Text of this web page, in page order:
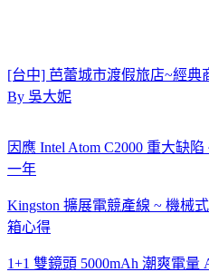
[台中] 芭蕾城市渡假旅店~經典
By 吳大妮
因應 Intel Atom C2000 重大缺
一年
Kingston 擴展電競產線 ~ 機械
箱心得
1+1 雙鏡頭 5000mAh 潮爽電量